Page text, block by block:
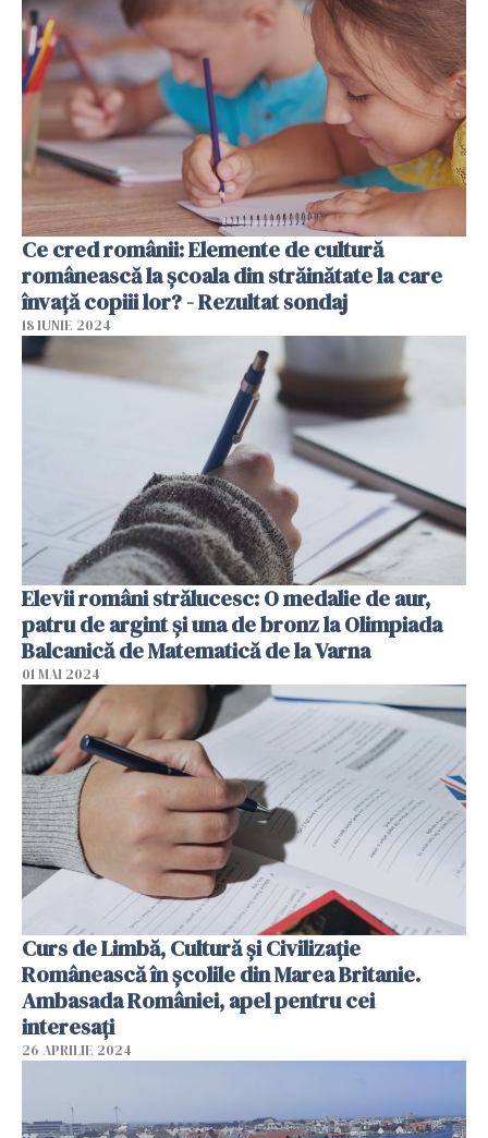
Ce cred românii: Elemente de cultură
românească la școala din străinătate la care
învață copiii lor? - Rezultat sondaj
18 IUNIE 2024
Elevii români strălucesc: O medalie de aur,
patru de argint şi una de bronz la Olimpiada
Balcanică de Matematică de la Varna
01 MAI 2024
Curs de Limbă, Cultură și Civilizație
Românească în școlile din Marea Britanie.
Ambasada României, apel pentru cei
interesați
26 APRILIE 2024